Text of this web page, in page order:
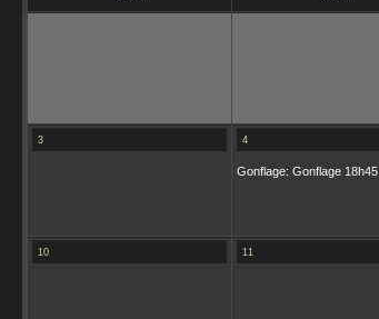
3 4
Gonflage: Gonflage 18h45
10 11